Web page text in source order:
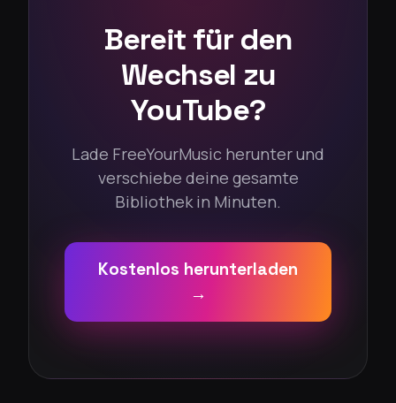
Bereit für den
Wechsel zu
YouTube?
Lade FreeYourMusic herunter und
verschiebe deine gesamte
Bibliothek in Minuten.
Kostenlos herunterladen
→